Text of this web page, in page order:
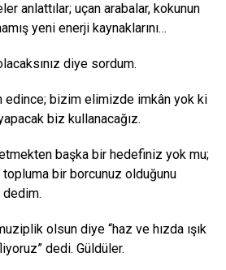
anlattılar; uçan arabalar, kokunun
yeni enerji kaynaklarını…
diye sordum.
edince; bizim elimizde imkân yok ki
biz kullanacağız.
başka bir hedefiniz yok mu;
bir borcunuz olduğunu
dedim.
olsun diye “haz ve hızda ışık
dedi. Güldüler.